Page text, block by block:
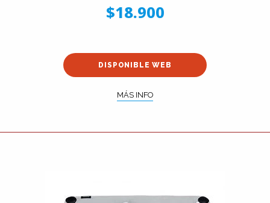
$18.900
DISPONIBLE WEB
MÁS INFO